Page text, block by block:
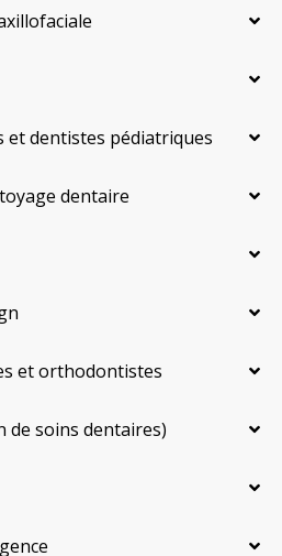
dentistes pédiatriques
dentaire
et orthodontistes
de soins dentaires)